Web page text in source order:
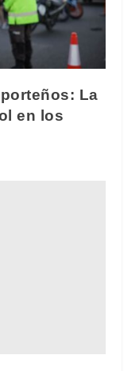
La
en los